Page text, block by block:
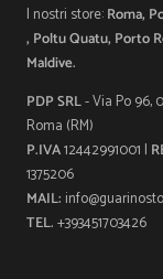
I nostri store:Roma,
, Poltu Quatu, Porto
Maldive.
PDP SRL- Via Po 96,
Roma (RM)
P.IVA12442991001 |
1375206
MAIL:
TEL.+393451703426